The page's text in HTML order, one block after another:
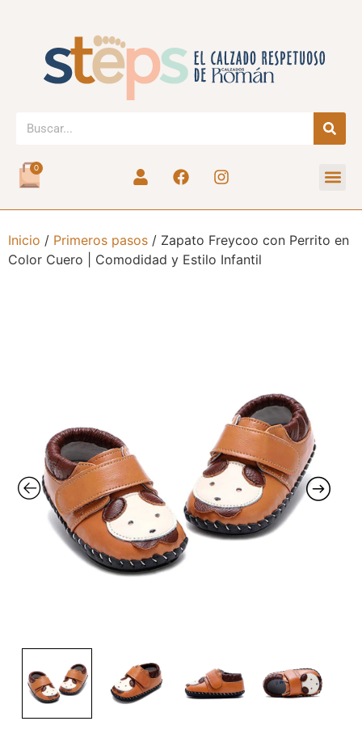
0
Inicio / Primeros pasos / Zapato Freycoo con Perrito en
Color Cuero | Comodidad y Estilo Infantil